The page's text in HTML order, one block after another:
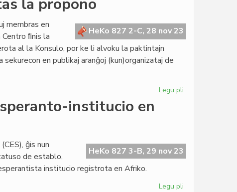
la propono
HeKo 827 2-C, 28 nov 23
membras en
ﬁnis la
al la Konsulo, por ke li alvoku la paktintajn
en publikaj aranĝoj (kun)organizataj de
Legu pli
la
institucio en
HeKo 827 3-B, 29 nov 23
ĝis nun
de establo,
institucio registrota en Afriko.
Legu pli